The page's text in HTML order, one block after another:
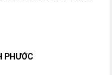
PHƯỚC